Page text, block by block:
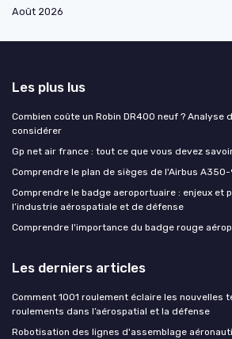
Août 2026
Les plus lus
Combien coûte un Robin DR400 neuf ? Analyse
considérer
Gp net air france : tout ce que vous devez
Comprendre le plan de sièges de l'Airbus
Comprendre le badge aeroportuaire : enjeux et
l’industrie aérospatiale et de défense
Comprendre l'importance du badge rouge
Les derniers articles
Comment 1001 roulement éclaire les nouvelles
roulements dans l’aérospatial et la défense
Robotisation des lignes d'assemblage